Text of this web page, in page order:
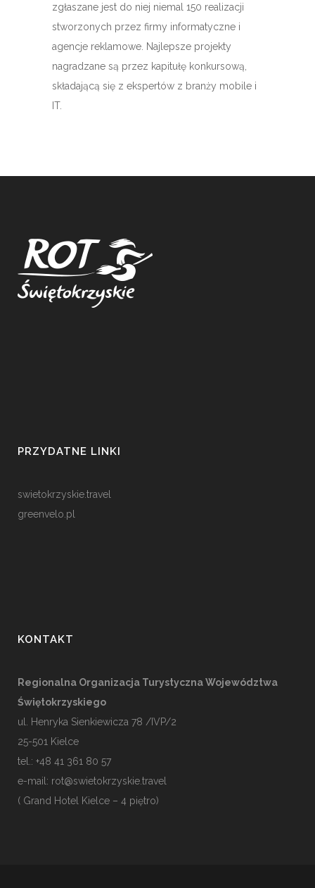
zgłaszane jest do niej niemal 150 realizacji
stworzonych przez firmy informatyczne i
agencje reklamowe. Najlepsze projekty
nagradzane są przez kapitułę konkursową,
składającą się z ekspertów z branży mobile i
IT.
PRZYDATNE LINKI
swietokrzyskie.travel
greenvelo.pl
KONTAKT
Regionalna Organizacja Turystyczna Województwa
Świętokrzyskiego
ul. Henryka Sienkiewicza 78 /IVP/2
25-501 Kielce
tel.: +48 41 361 80 57
e-mail: rot@swietokrzyskie.travel
( Grand Hotel Kielce – 4 piętro)